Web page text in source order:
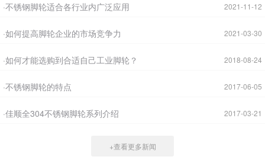
2021-11-12
·不锈钢脚轮适合各行业内广泛应用
2021-03-30
·如何提高脚轮企业的市场竞争力
2018-08-24
·如何才能选购到合适自己工业脚轮？
2017-06-05
·不锈钢脚轮的特点
2017-03-21
·佳顺全304不锈钢脚轮系列介绍
+查看更多新闻